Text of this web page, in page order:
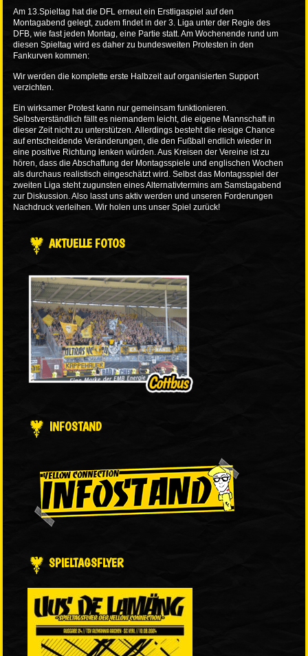
Am 13.Spieltag hat die DFL erneut ein Erstligaspiel auf den
Montagabend gelegt, zudem findet in der 3. Liga unter der Regie des
DFB, wie fast jeden Montag, eine Partie statt. Am Wochenende rund um
diesen Spieltag wird es daher zu bundesweiten Protesten in den
Fankurven kommen:
Wir werden die komplette erste Halbzeit auf organisierten Support
verzichten.
Ein wirksamer Protest kann nur gemeinsam funktionieren.
Selbstverständlich fällt es niemandem leicht, die eigene Mannschaft in
dieser Zeit nicht zu unterstützen. Allerdings besteht die riesige Chance
auf entscheidende Veränderungen, die den Fußball endlich wieder in
eine positive Richtung lenken würden. Aus Kreisen der Vereine ist zu
hören, dass die Abschaffung der Montagsspiele und englischen Wochen
als durchaus realistisch eingeschätzt wird. Selbst das Montagsspiel der
zweiten Liga steht zugunsten eines Alternativtermins am Samstagabend
zur Diskussion. Also lasst uns aktiv werden und unseren Forderungen
Nachdruck verleihen. Wir holen uns unser Spiel zurück!
AKTUELLE FOTOS
INFOSTAND
SPIELTAGSFLYER